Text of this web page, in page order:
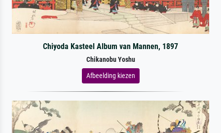
Chiyoda Kasteel Album van Mannen, 1897
Chikanobu Yoshu
Afbeelding kiezen